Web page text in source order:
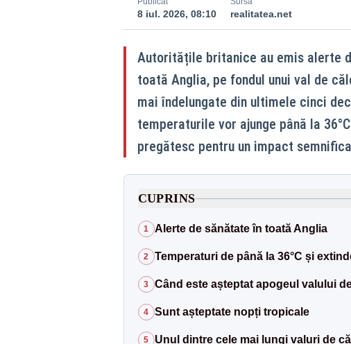
8 iul. 2026, 08:10 realitatea.net
Autoritățile britanice au emis alerte
toată Anglia, pe fondul unui val de
mai îndelungate din ultimele cinci
temperaturile vor ajunge până la
pregătesc pentru un impact
CUPRINS
1 Alerte de sănătate în toată Anglia
2 Temperaturi de până la 36°C și
3 Când este așteptat apogeul valului
4 Sunt așteptate nopți tropicale
5 Unul dintre cele mai lungi valuri de